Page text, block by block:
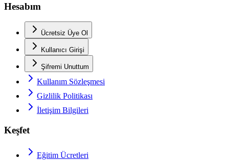
Hesabım
Ücretsiz Üye Ol
Kullanıcı Girişi
Şifremi Unuttum
Kullanım Sözleşmesi
Gizlilik Politikası
İletişim Bilgileri
Keşfet
Eğitim Ücretleri